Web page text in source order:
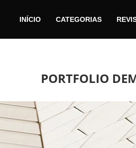
INÍCIO CATEGORIAS
PORTFOLIO